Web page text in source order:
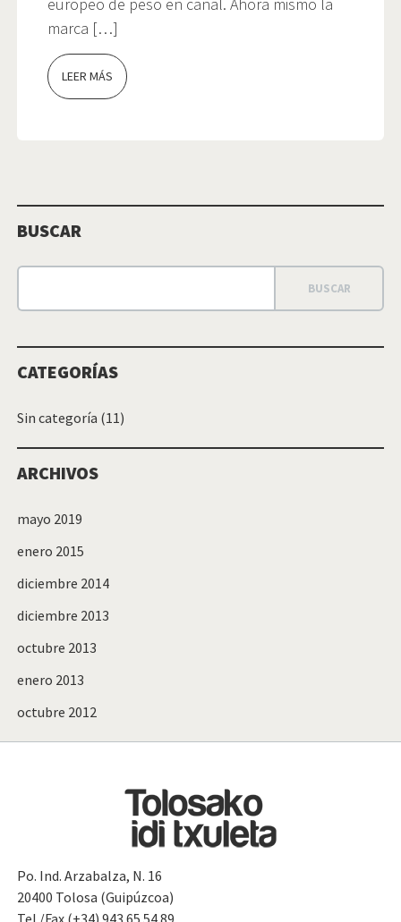
marca […]
LEER MÁS
BUSCAR
CATEGORÍAS
Sin categoría (11)
ARCHIVOS
mayo 2019
enero 2015
diciembre 2014
diciembre 2013
octubre 2013
enero 2013
octubre 2012
Po. Ind. Arzabalza, N. 16
20400 Tolosa (Guipúzcoa)
Tel./Fax (+34) 943.65.54.89